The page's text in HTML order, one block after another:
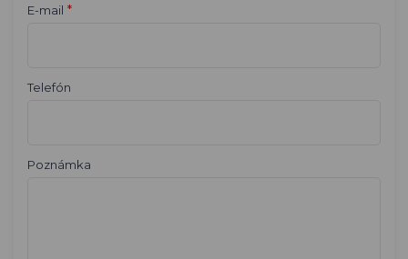
E-mail *
Telefón
Poznámka